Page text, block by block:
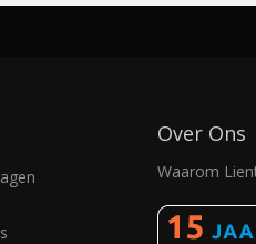
Over Ons
Waarom